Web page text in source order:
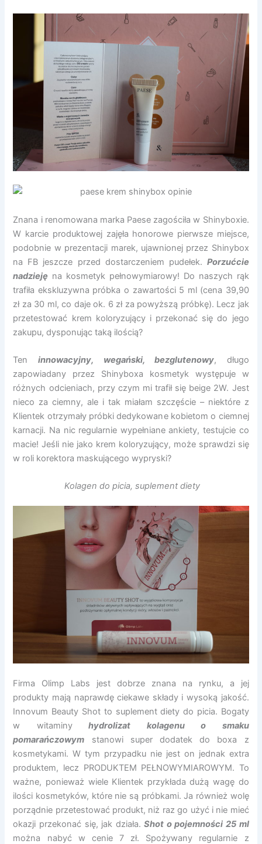
Znana i renomowana marka Paese zagościła w Shinyboxie.
W karcie produktowej zajęła honorowe pierwsze miejsce,
podobnie w prezentacji marek, ujawnionej przez Shinybox
na FB jeszcze przed dostarczeniem pudełek. Porzućcie
nadzieję na kosmetyk pełnowymiarowy! Do naszych rąk
trafiła ekskluzywna próbka o zawartości 5 ml (cena 39,90
zł za 30 ml, co daje ok. 6 zł za powyższą próbkę). Lecz jak
przetestować krem koloryzujący i przekonać się do jego
zakupu, dysponując taką ilością?
Ten innowacyjny, wegański, bezglutenowy, długo
zapowiadany przez Shinyboxa kosmetyk występuje w
różnych odcieniach, przy czym mi trafił się beige 2W. Jest
nieco za ciemny, ale i tak miałam szczęście – niektóre z
Klientek otrzymały próbki dedykowane kobietom o ciemnej
karnacji. Na nic regularnie wypełniane ankiety, testujcie co
macie! Jeśli nie jako krem koloryzujący, może sprawdzi się
w roli korektora maskującego wypryski?
Kolagen do picia, suplement diety
Firma Olimp Labs jest dobrze znana na rynku, a jej
produkty mają naprawdę ciekawe składy i wysoką jakość.
Innovum Beauty Shot to suplement diety do picia. Bogaty
w witaminyhydrolizat kolagenu o smaku
pomarańczowym stanowi super dodatek do boxa z
kosmetykami. W tym przypadku nie jest on jednak extra
produktem, lecz PRODUKTEM PEŁNOWYMIAROWYM. To
ważne, ponieważ wiele Klientek przykłada dużą wagę do
ilości kosmetyków, które nie są próbkami. Ja również wolę
porządnie przetestować produkt, niż raz go użyć i nie mieć
okazji przekonać się, jak działa. Shot o pojemności 25 ml
można nabyć w cenie 7 zł. Spożywany regularnie z